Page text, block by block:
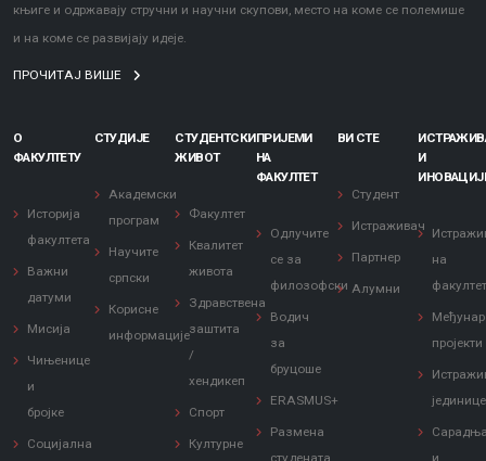
књиге и одржавају стручни и научни скупови, место на коме се полемише
и на коме се развијају идеје.
ПРОЧИТАЈ ВИШЕ
О
ФАКУЛТЕТУ
Историја
факултета
Важни
датуми
Мисија
Чињенице
и
бројке
Социјална
СТУДИЈЕ
Академски
програм
Научите
српски
Корисне
информације
СТУДЕНТСКИ
ЖИВОТ
Факултет
Квалитет
живота
Здравствена
заштита
/
хендикеп
Спорт
Културне
ПРИЈЕМИ
НА
ФАКУЛТЕТ
Одлучите
се за
филозофски
Водич
за
бруцоше
ERASMUS+
Размена
студената
ВИ СТЕ
Студент
Истраживач
Партнер
Алумни
И
на
пројекти
јединице
и